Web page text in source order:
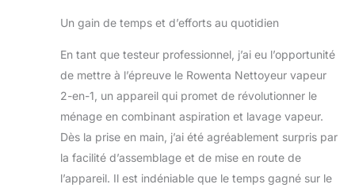
enlève la poussière
nettoyer à la vapeur
NETTOYAGE SAIN :
grâce à la vapeur, il
élimine jusqu'à 99,9
% des germes et
des bactéries en
utilisant
uniquement l'eau
Un gain de temps et d’efforts au quotidien
En tant que testeur professionnel, j’ai eu l’opportunité
de mettre à l’épreuve le Rowenta Nettoyeur vapeur
2-en-1, un appareil qui promet de révolutionner le
ménage en combinant aspiration et lavage vapeur.
Dès la prise en main, j’ai été agréablement surpris par
la facilité d’assemblage et de mise en route de
l’appareil. Il est indéniable que le temps gagné sur le